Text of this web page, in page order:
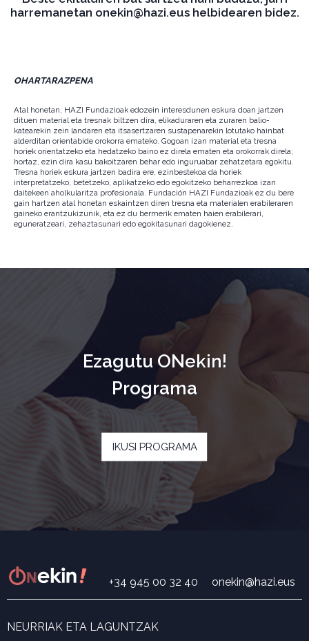
harremanetan onekin@hazi.eus helbidearen bidez.
OHARTARAZPENA
Atal honetan, HAZI Fundazioak edozein interesdunen eskura doan jartzen
dituen material eta tresnak biltzen dira, elikaduraren eta zuraren balio-
katearekin zein landaren eta itsasertzaren sustapenarekin lotutako hainbat
alderditan orientabide orokorra emateko. Gogoan izan material eta tresna
horiek orientatzeko eta hedatzeko baino ez direla ematen eta orokorrak direla;
hortaz, ezin dira kasu bakoitzaren behar edo inguruabar zehatzetara egokitu.
Tresna horiek eskura jartzen badira ere, ezinbestekoa da horiek
interpretatzeko, betetzeko, aplikatzeko edo egokitzeko beharrezkoa izan
daitekeen aholkularitza profesionala. Fundación HAZI Fundazioak ez du bere
gain hartzen atal honetan eskaintzen diren tresna eta materialen erabileraren
gaineko erantzukizunik, eta ez du bermerik ematen haien erabilerari,
eguneratzeari, zehaztasunari edo egokitasunari dagokienez.
Ezagutu ONekin!
Programa
IKUSI PROGRAMA
+34 945 00 32 40 onekin@hazi.eus
NEURRIAK ETA LAGUNTZAK